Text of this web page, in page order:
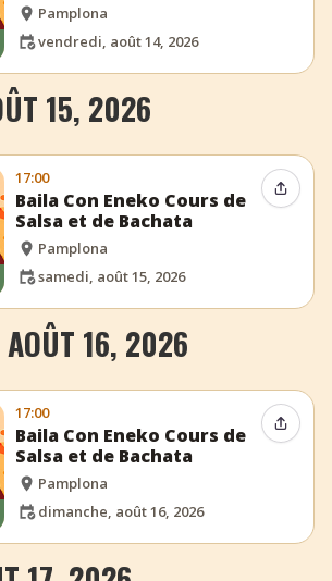
Pamplona
vendredi, août 14, 2026
15, 2026
17:00
Baila Con Eneko Cours de
Salsa et de Bachata
Pamplona
samedi, août 15, 2026
AOÛT 16, 2026
17:00
Baila Con Eneko Cours de
Salsa et de Bachata
Pamplona
dimanche, août 16, 2026